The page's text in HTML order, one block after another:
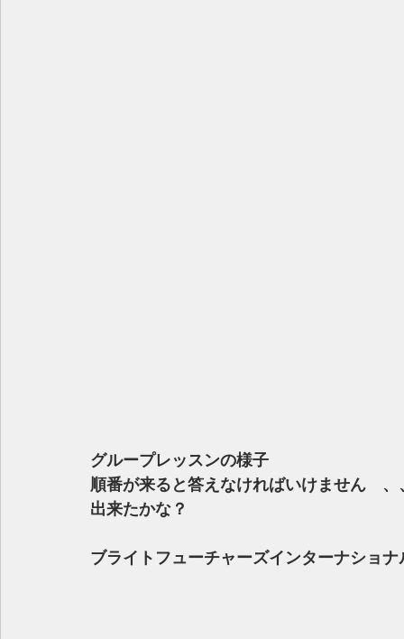
グループレッスンの様子
順番が来ると答えなければいけません　、
出来たかな？
ブライトフューチャーズインターナショ